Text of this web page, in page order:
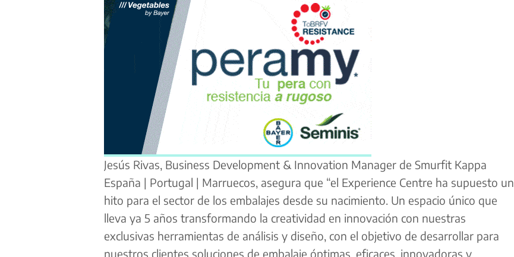
Jesús Rivas, Business Development & Innovation Manager de Smurfit Kappa
España | Portugal | Marruecos, asegura que “el Experience Centre ha supuesto un
hito para el sector de los embalajes desde su nacimiento. Un espacio único que
lleva ya 5 años transformando la creatividad en innovación con nuestras
exclusivas herramientas de análisis y diseño, con el objetivo de desarrollar para
nuestros clientes soluciones de embalaje óptimas, eficaces, innovadoras y